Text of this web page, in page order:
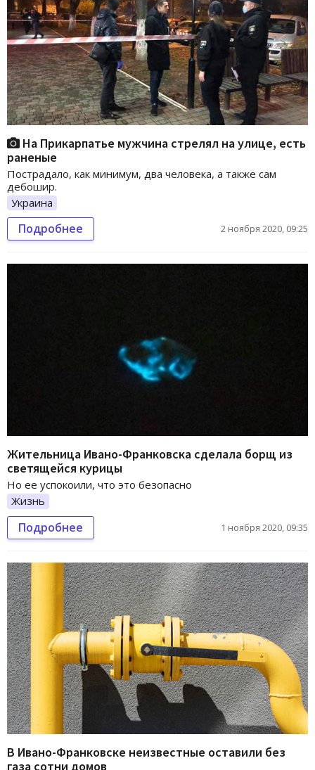
На Прикарпатье мужчина стрелял на улице, есть
раненые
Пострадало, как минимум, два человека, а также сам
дебошир.
Украина
Подробнее 2 ноября 2020, 09:25
Жительница Ивано-Франковска сделала борщ из
светящейся курицы
Но ее успокоили, что это безопасно
Жизнь
Подробнее 1 ноября 2020, 09:35
В Ивано-Франковске неизвестные оставили без
газа сотни домов